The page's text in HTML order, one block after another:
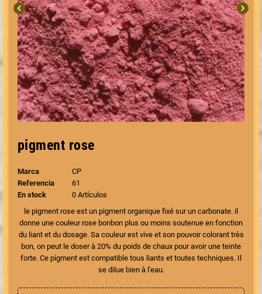
chevron_left chevron_right
pigment rose
Marca
CP
Referencia
61
En stock
0 Artículos
le pigment rose est un pigment organique fixé sur un carbonate. il
donne une couleur rose bonbon plus ou moins soutenue en fonction
du liant et du dosage. Sa couleur est vive et son pouvoir colorant très
bon, on peut le doser à 20% du poids de chaux pour avoir une teinte
forte. Ce pigment est compatible tous liants et toutes techniques. Il
se dilue bien à l'eau.